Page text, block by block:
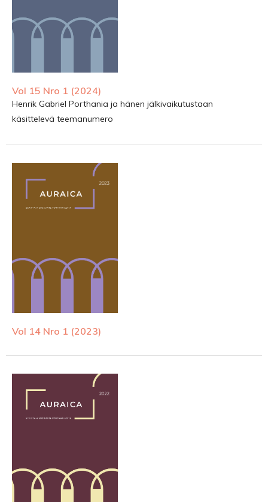
Vol 15 Nro 1 (2024)
Henrik Gabriel Porthania ja hänen jälkivaikutustaan
käsittelevä teemanumero
Vol 14 Nro 1 (2023)